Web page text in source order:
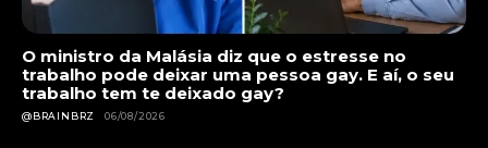
O ministro da Malásia diz que o estresse no
trabalho pode deixar uma pessoa gay. E aí, o seu
trabalho tem te deixado gay?
@BRAINBRZ 06/08/2026